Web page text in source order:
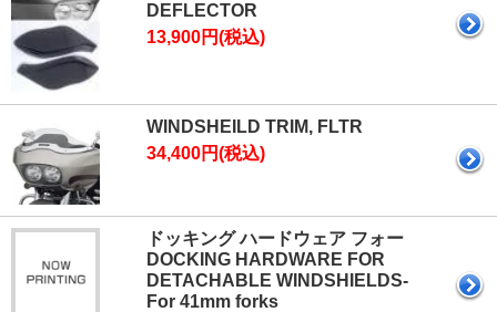
DEFLECTOR
13,900円(税込)
WINDSHEILD TRIM, FLTR
34,400円(税込)
ドッキング ハードウェア フォー
DOCKING HARDWARE FOR
DETACHABLE WINDSHIELDS-
For 41mm forks